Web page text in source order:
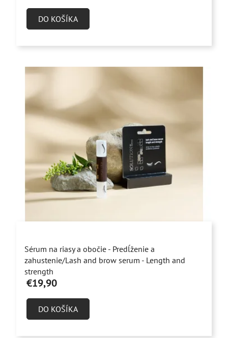
4,9
hviezdičiek.
DO KOŠÍKA
hodnotenie
produktu
je
4,7
Sérum na riasy a obočie - Predĺženie a
zahustenie/Lash and brow serum - Length and
strength
€19,90
DO KOŠÍKA